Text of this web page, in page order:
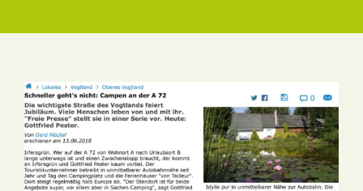
Zeige
grösseres
Bild